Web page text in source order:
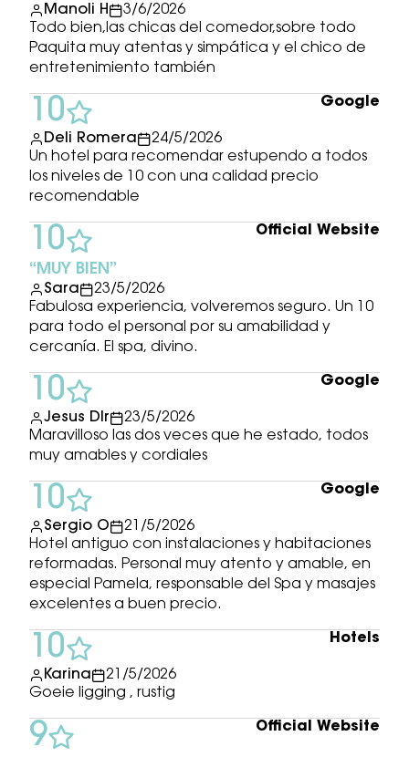
Manoli H
3/6/2026
Todo bien,las chicas del comedor,sobre todo
Paquita muy atentas y simpática y el chico de
entretenimiento también
Deli Romera
24/5/2026
Un hotel para recomendar estupendo a todos
los niveles de 10 con una calidad precio
recomendable
10 Google
MUY BIEN
Sara
23/5/2026
Fabulosa experiencia, volveremos seguro. Un 10
para todo el personal por su amabilidad y
cercanía. El spa, divino.
10 Official Website
Jesus Dlr
23/5/2026
Maravilloso las dos veces que he estado, todos
muy amables y cordiales
10 Google
Sergio O
21/5/2026
Hotel antiguo con instalaciones y habitaciones
reformadas. Personal muy atento y amable, en
especial Pamela, responsable del Spa y masajes
excelentes a buen precio.
10 Google
Karina
21/5/2026
Goeie ligging , rustig
10 Hotels
9 Official Website